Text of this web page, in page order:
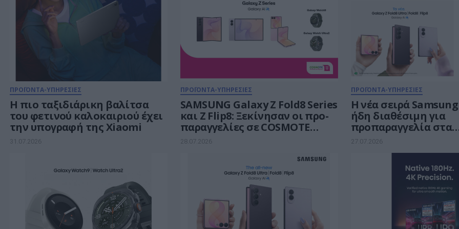
ΠΡΟΪΟΝΤΑ-ΥΠΗΡΕΣΙΕΣ
Η πιο ταξιδιάρικη βαλίτσα
του φετινού καλοκαιριού έχει
την υπογραφή της Xiaomi
31.07.2026
ΠΡΟΪΟΝΤΑ-ΥΠΗΡΕΣΙΕΣ
SAMSUNG Galaxy Z Fold8 Series
και Ζ Flip8: Ξεκίνησαν οι προ-
παραγγελίες σε COSMOTE
TELEKOM και ΓΕΡΜΑΝΟ με 20%
28.07.2026
ΠΡΟΪΟΝΤΑ-ΥΠΗΡΕΣΙΕΣ
Η νέα σειρά
ήδη διαθέσιμη για
προπαραγγελία στα
καταστήματα Nova
27.07.2026